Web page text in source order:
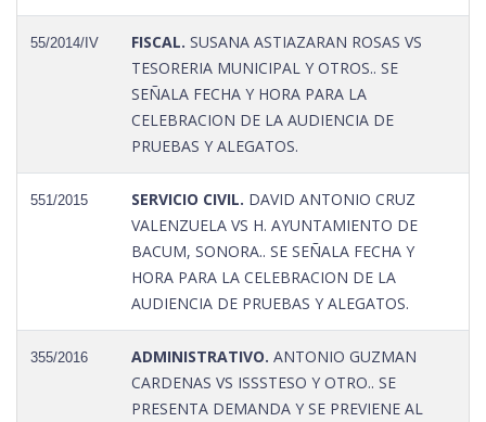
55/2014/IV FISCAL. SUSANA ASTIAZARAN ROSAS VS
TESORERIA MUNICIPAL Y OTROS.. SE
SEÑALA FECHA Y HORA PARA LA
CELEBRACION DE LA AUDIENCIA DE
PRUEBAS Y ALEGATOS.
551/2015 SERVICIO CIVIL. DAVID ANTONIO CRUZ
VALENZUELA VS H. AYUNTAMIENTO DE
BACUM, SONORA.. SE SEÑALA FECHA Y
HORA PARA LA CELEBRACION DE LA
AUDIENCIA DE PRUEBAS Y ALEGATOS.
355/2016 ADMINISTRATIVO. ANTONIO GUZMAN
CARDENAS VS ISSSTESO Y OTRO.. SE
PRESENTA DEMANDA Y SE PREVIENE AL